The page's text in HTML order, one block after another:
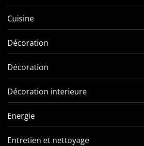
Cuisine
Décoration
Décoration
Décoration interieure
Energie
Entretien et nettoyage